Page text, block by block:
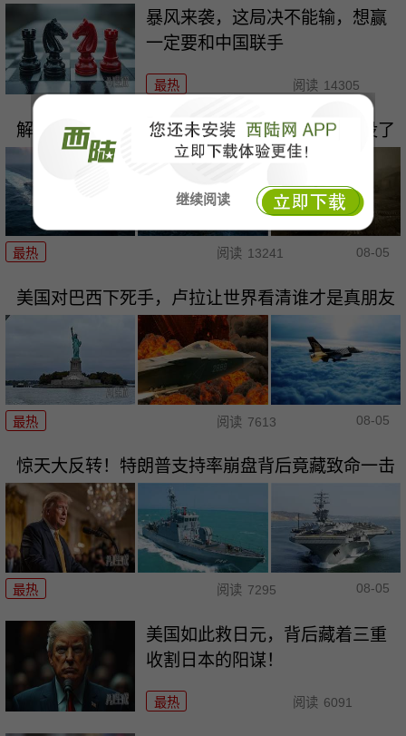
继续阅读
暴风来袭，这局决不能输，想赢
一定要和中国联手
最热 阅读 14305
解放军五秒镜头颠覆太平洋！美军最后安全区没了
最热 阅读 13241 08-05
美国对巴西下死手，卢拉让世界看清谁才是真朋友
最热 阅读 7613 08-05
惊天大反转！特朗普支持率崩盘背后竟藏致命一击
最热 阅读 7295 08-05
美国如此救日元，背后藏着三重
收割日本的阳谋！
最热 阅读 6091